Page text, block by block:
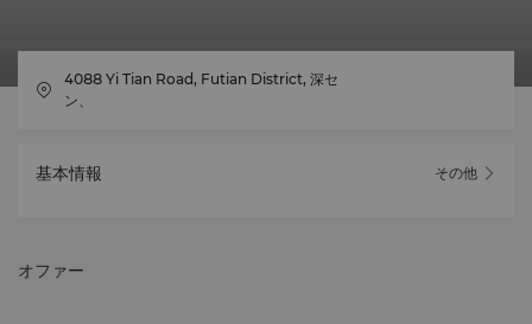
4088 Yi Tian Road, Futian District, 深セ
ン、
基本情報 その他
オファー